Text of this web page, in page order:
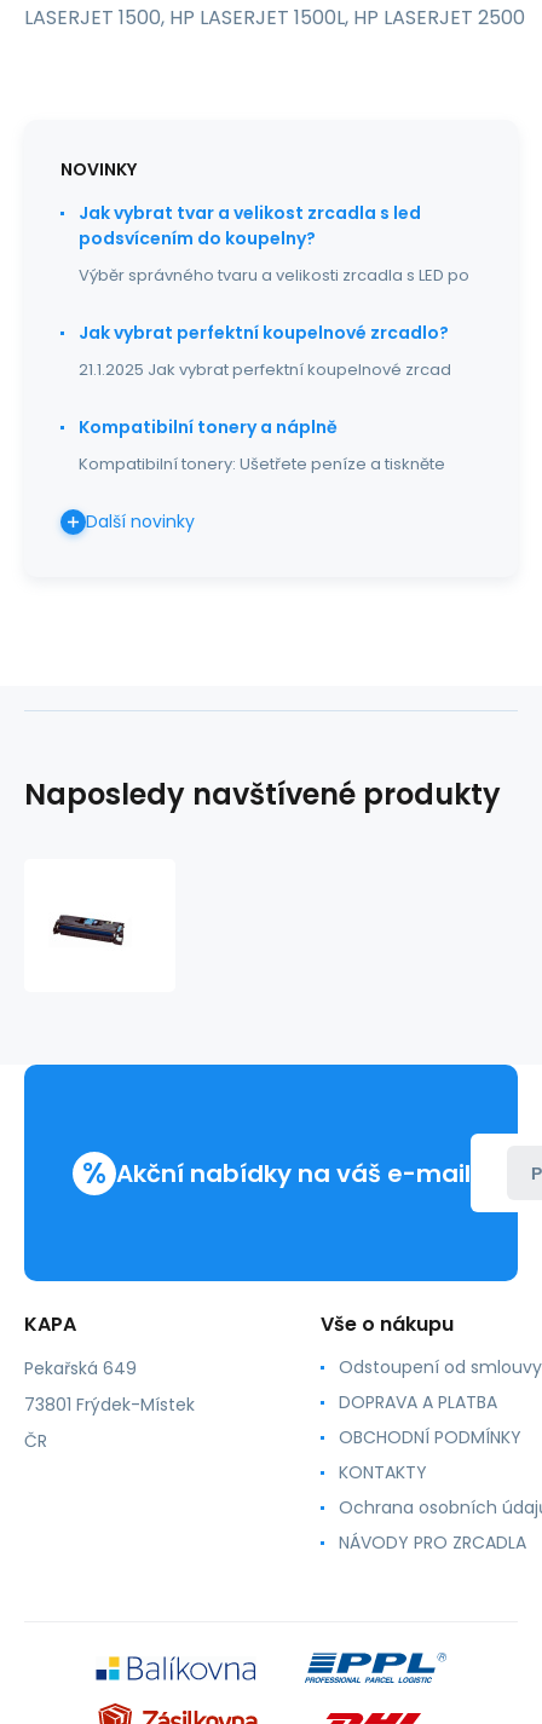
LASERJET 1500, HP LASERJET 1500L, HP LASERJET 2500
NOVINKY
Jak vybrat tvar a velikost zrcadla s led
podsvícením do koupelny?
Výběr správného tvaru a velikosti zrcadla s LED po
Jak vybrat perfektní koupelnové zrcadlo?
21.1.2025 Jak vybrat perfektní koupelnové zrcad
Kompatibilní tonery a náplně
Kompatibilní tonery: Ušetřete peníze a tiskněte
Další novinky
Naposledy navštívené produkty
YKS
% Akční nabídky na váš e-mail
KAPA
Pekařská 649
73801 Frýdek-Místek
ČR
Vše o nákupu
Odstoupení od smlouvy
DOPRAVA A PLATBA
OBCHODNÍ PODMÍNKY
KONTAKTY
Ochrana osobních
NÁVODY PRO ZRCADLA